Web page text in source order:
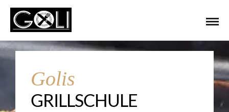
Golis
GRILLSCHULE